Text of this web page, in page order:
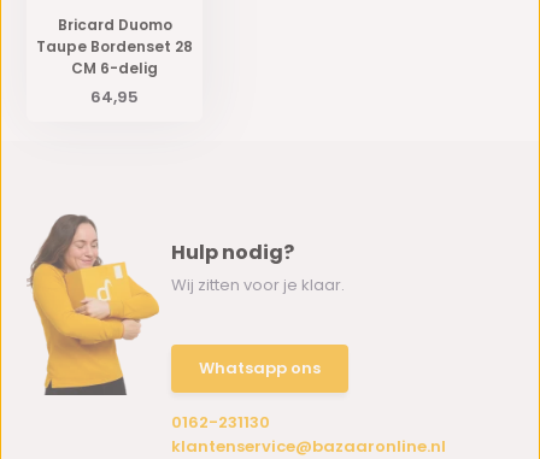
Bricard Duomo
Taupe Bordenset 28
CM 6-delig
64,95
Hulp nodig?
Wij zitten voor je klaar.
Whatsapp ons
0162-231130
klantenservice@bazaaronline.nl